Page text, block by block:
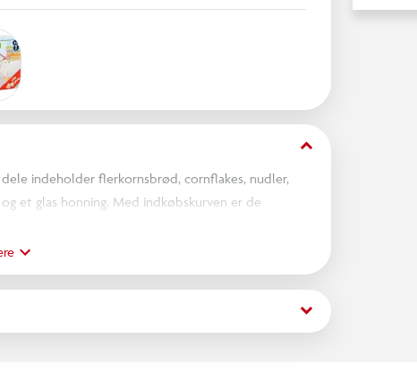
keyboard_arrow_down
indeholder flerkornsbrød, cornflakes, nudler,
et glas honning. Med indkøbskurven er de
keyboard_arrow_down